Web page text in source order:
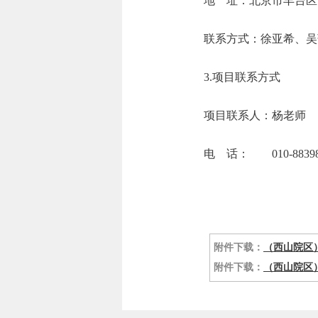
联系方式：徐
3.项目联系方式
项目联系人：杨老师
电 话： 010-
附件下载：
（西山院
附件下载：
（西山院